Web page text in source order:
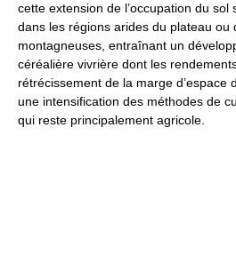
cette extension de l’occupation du sol
dans les régions arides du plateau ou
montagneuses, entraînant un
céréalière vivrière dont les
rétrécissement de la marge d’espace
une intensification des méthodes de
qui reste principalement agricole.